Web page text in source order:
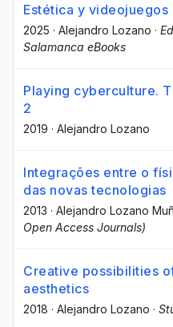
Estética y videojuegos
2025 · Alejandro Lozano ·
Salamanca eBooks
Playing cyberculture.
2
2019 · Alejandro Lozano
Integrações entre o
das novas tecnologias
2013 · Alejandro Lozano
Open Access Journals)
Creative possibilities
aesthetics
2018 · Alejandro Lozano ·